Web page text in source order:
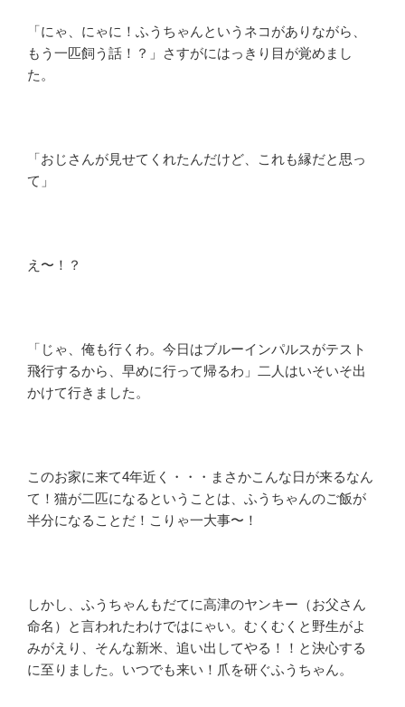
「にゃ、にゃに！ふうちゃんというネコがありながら、
もう一匹飼う話！？」さすがにはっきり目が覚めまし
た。
「おじさんが見せてくれたんだけど、これも縁だと思っ
て」
え〜！？
「じゃ、俺も行くわ。今日はブルーインパルスがテスト
飛行するから、早めに行って帰るわ」二人はいそいそ出
かけて行きました。
このお家に来て4年近く・・・まさかこんな日が来るなん
て！猫が二匹になるということは、ふうちゃんのご飯が
半分になることだ！こりゃ一大事〜！
しかし、ふうちゃんもだてに高津のヤンキー（お父さん
命名）と言われたわけではにゃい。むくむくと野生がよ
みがえり、そんな新米、追い出してやる！！と決心する
に至りました。いつでも来い！爪を研ぐふうちゃん。